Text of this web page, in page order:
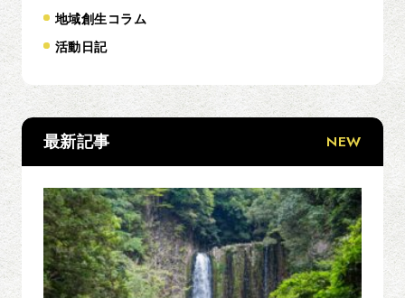
地域創生コラム
活動日記
最新記事 NEW